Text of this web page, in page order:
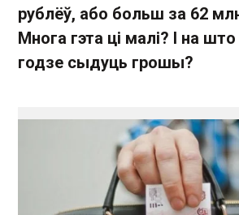
рублёў, або больш за 62
Многа гэта ці малі? І на
годзе сыдуць грошы?